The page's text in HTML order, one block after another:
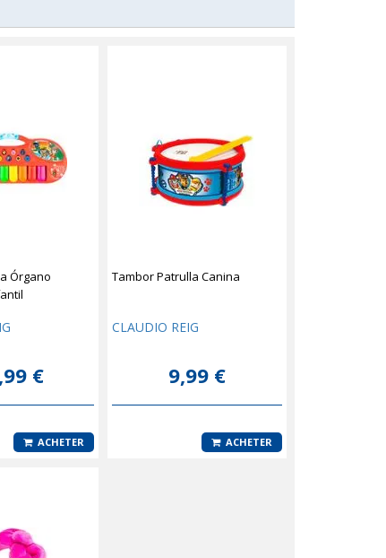
Órgano
€
ACHETER
Tambor Patrulla Canina
CLAUDIO REIG
9,99 €
ACHETER